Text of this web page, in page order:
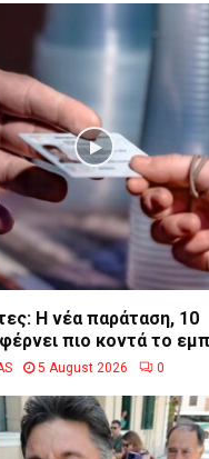
Η νέα παράταση, 10
πιο κοντά το
5 August 2026 0